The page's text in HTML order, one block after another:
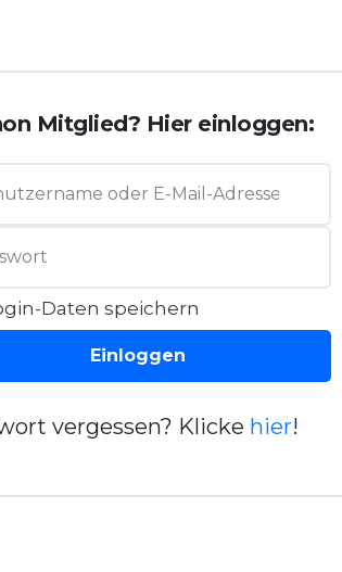
Mitglied? Hier einloggen:
Daten speichern
Einloggen
vergessen? Klicke hier!